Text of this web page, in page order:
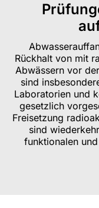
Rückhalt von mit
Abwässern vor
sind
Laboratorien und
gesetzlich
Freisetzung
sind
funktionalen